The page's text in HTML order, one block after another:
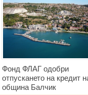
Фонд ФЛАГ одобри
отпускането на кредит
община Балчик